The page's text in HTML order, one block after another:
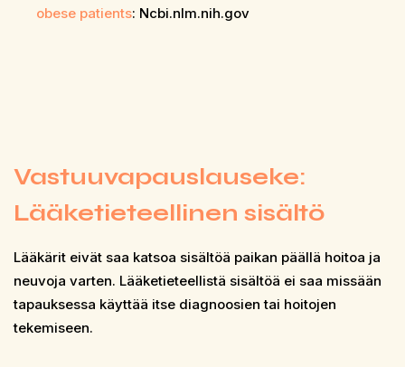
obese patients: Ncbi.nlm.nih.gov
Vastuuvapauslauseke:
Lääketieteellinen sisältö
Lääkärit eivät saa katsoa sisältöä paikan päällä hoitoa ja
neuvoja varten. Lääketieteellistä sisältöä ei saa missään
tapauksessa käyttää itse diagnoosien tai hoitojen
tekemiseen.